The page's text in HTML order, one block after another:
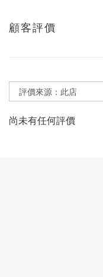
顧客評價
尚未有任何評價